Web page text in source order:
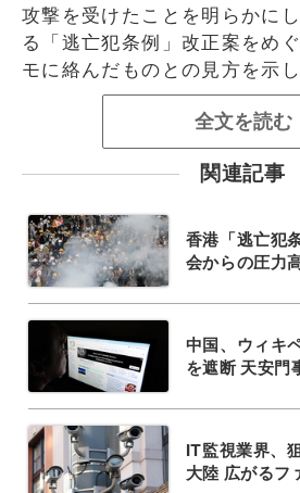
攻撃を受けたことを明らかに
る「逃亡犯条例」改正案をめ
モに絡んだものとの見方を示し
全文を読む
関連記事
香港「逃亡犯
会からの圧力
中国、ウィキ
を遮断 天安門
IT監視業界、
大陸 広がるフ